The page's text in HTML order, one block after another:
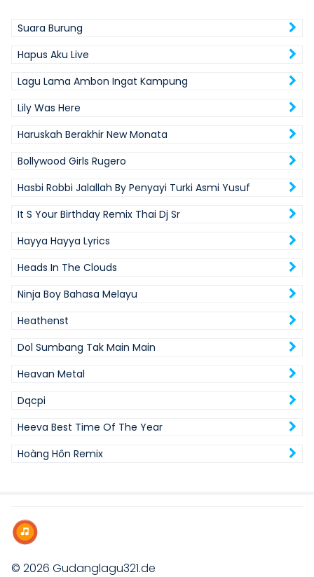
Suara Burung
Hapus Aku Live
Lagu Lama Ambon Ingat Kampung
Lily Was Here
Haruskah Berakhir New Monata
Bollywood Girls Rugero
Hasbi Robbi Jalallah By Penyayi Turki Asmi Yusuf
It S Your Birthday Remix Thai Dj Sr
Hayya Hayya Lyrics
Heads In The Clouds
Ninja Boy Bahasa Melayu
Heathenst
Dol Sumbang Tak Main Main
Heavan Metal
Dqcpi
Heeva Best Time Of The Year
Hoàng Hôn Remix
© 2026 Gudanglagu321.de